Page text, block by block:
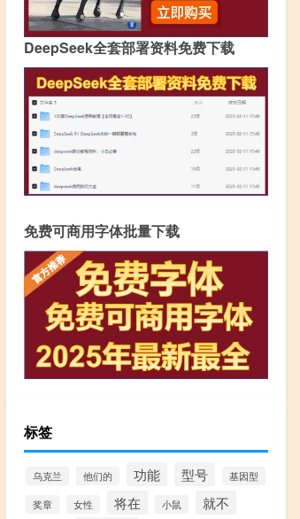
DeepSeek全套部署资料免费下载
免费可商用字体批量下载
标签
乌克兰 他们的 功能 型号 基因型
奖章 女性 将在 小鼠 就不